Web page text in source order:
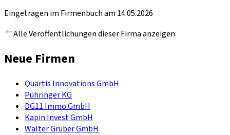
Eingetragen im Firmenbuch am 14.05.2026
Alle Veröffentlichungen dieser Firma anzeigen
Neue Firmen
Quartis Innovations GmbH
Pühringer KG
DG11 Immo GmbH
Kapin Invest GmbH
Walter Gruber GmbH